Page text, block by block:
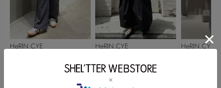
HeRIN.CYE
HeRIN.CYE
153cm
HeRIN.CYE